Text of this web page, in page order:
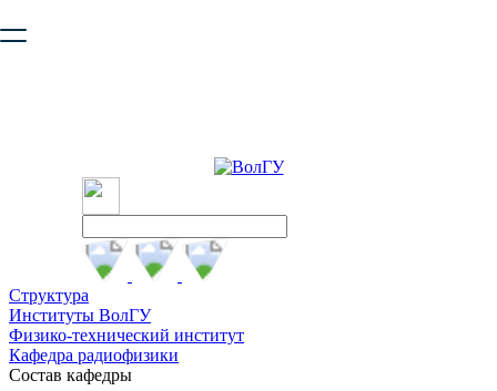
безопасную работу с сайтом. Пожалуйста
Структура
Институты ВолГУ
Физико-технический институт
Кафедра радиофизики
Состав кафедры